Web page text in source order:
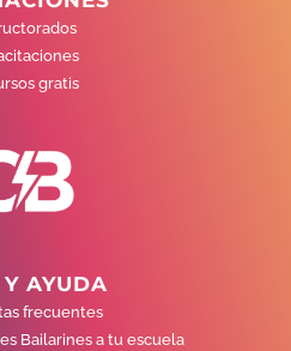
gratis
AYUDA
frecuentes
Bailarines a tu escuela